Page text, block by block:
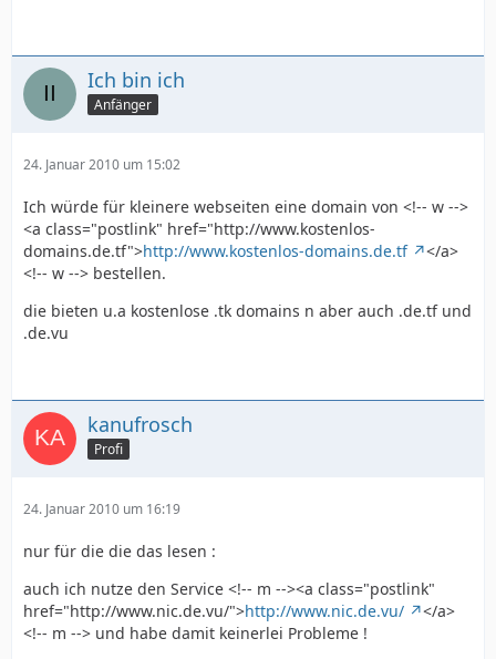
Ich bin ich
Anfänger
24. Januar 2010 um 15:02
Ich würde für kleinere webseiten eine domain von <!-- w -->
<a class="postlink" href="http://www.kostenlos-
domains.de.tf">http://www.kostenlos-domains.de.tf
</a>
<!-- w --> bestellen.
die bieten u.a kostenlose .tk domains n aber auch .de.tf und
.de.vu
kanufrosch
Profi
24. Januar 2010 um 16:19
nur für die die das lesen :
auch ich nutze den Service <!-- m --><a class="postlink"
href="http://www.nic.de.vu/">http://www.nic.de.vu/
</a>
<!-- m --> und habe damit keinerlei Probleme !